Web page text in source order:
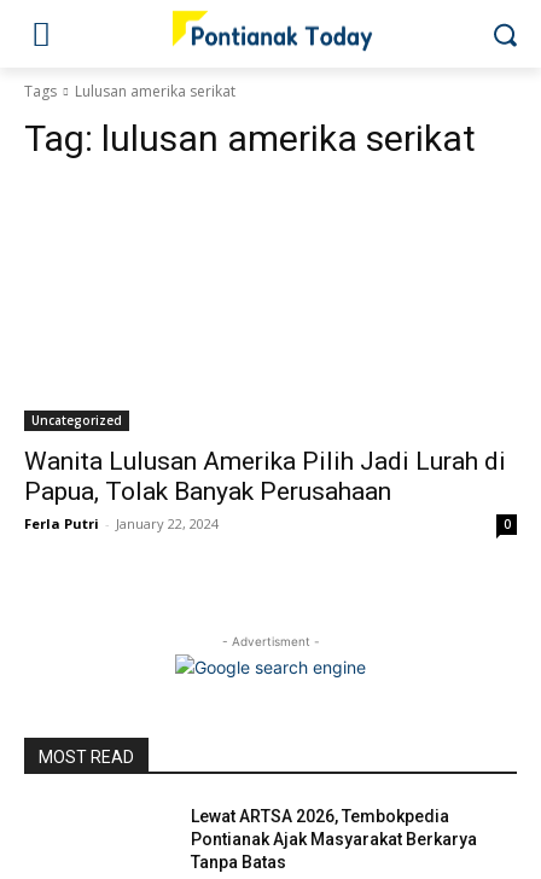
Tags Lulusan amerika serikat
Tag: lulusan amerika serikat
Uncategorized
Wanita Lulusan Amerika Pilih Jadi Lurah di
Papua, Tolak Banyak Perusahaan
Ferla Putri - January 22, 2024 0
- Advertisment -
MOST READ
Lewat ARTSA 2026, Tembokpedia
Pontianak Ajak Masyarakat Berkarya
Tanpa Batas